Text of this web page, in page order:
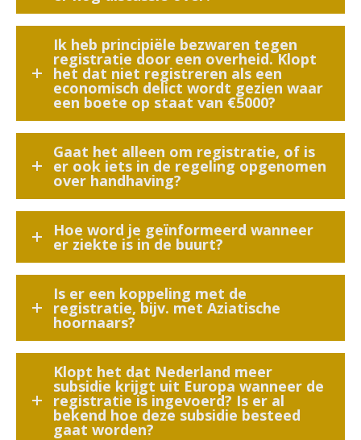
Ik heb principiële bezwaren tegen
registratie door een overheid. Klopt
het dat niet registreren als een
economisch delict wordt gezien waar
een boete op staat van €5000?
Gaat het alleen om registratie, of is
er ook iets in de regeling opgenomen
over handhaving?
Hoe word je geïnformeerd wanneer
er ziekte is in de buurt?
Is er een koppeling met de
registratie, bijv. met Aziatische
hoornaars?
Klopt het dat Nederland meer
subsidie krijgt uit Europa wanneer de
registratie is ingevoerd? Is er al
bekend hoe deze subsidie besteed
gaat worden?